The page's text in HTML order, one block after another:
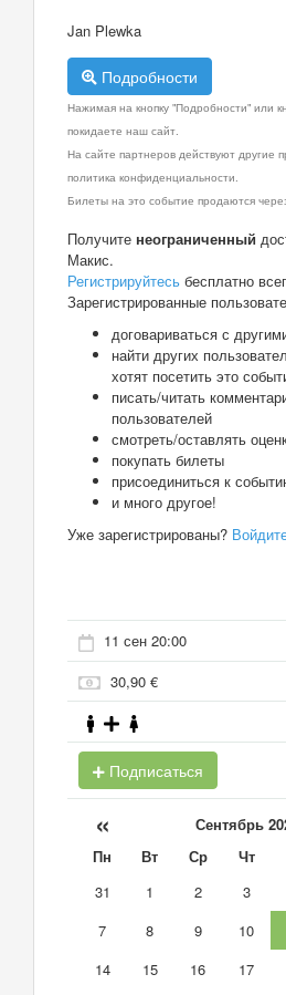
Jan Plewka
Подробности
Нажимая на кнопку "Подробности" или
покидаете наш сайт.
На сайте партнеров действуют другие
политика конфиденциальности.
Билеты на это событие продаются
Получите неограниченный
Макис.
Регистрируйтесь бесплатно
Зарегистрированные
договариваться с
найти других
хотят посетить это
писать/читать
пользователей
смотреть/оставлять
покупать билеты
присоединиться к
и много другое!
Уже зарегистрированы?
11 сен 20:00
30,90 €
Подписаться
« Сентябрь
Пн Вт Ср Чт
31
1 2 3
7
8 9 10
14
15 16 17